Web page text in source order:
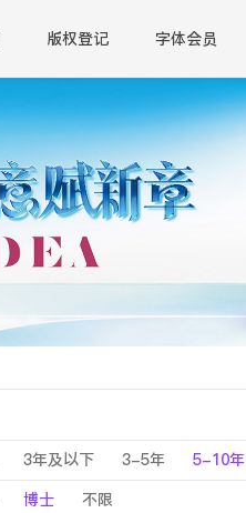
版权登记 字体会员
3年及以下 3-5年 5-10年
博士 不限